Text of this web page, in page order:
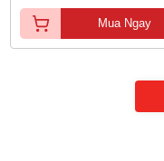
Mua Ngay